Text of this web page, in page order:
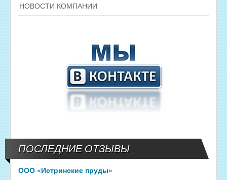
НОВОСТИ КОМПАНИИ
ПОСЛЕДНИЕ ОТЗЫВЫ
ООО «Истринские пруды»